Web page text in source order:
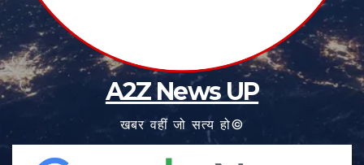
A2Z News UP
खबर वहीं जो सत्य हो©